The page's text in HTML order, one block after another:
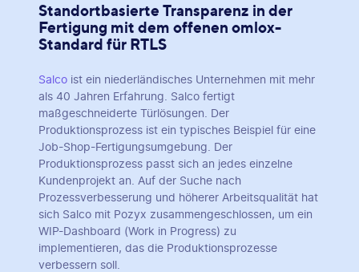
Standortbasierte Transparenz in der
Fertigung mit dem offenen omlox-
Standard für RTLS
Salco ist ein niederländisches Unternehmen mit mehr
als 40 Jahren Erfahrung. Salco fertigt
maßgeschneiderte Türlösungen. Der
Produktionsprozess ist ein typisches Beispiel für eine
Job-Shop-Fertigungsumgebung. Der
Produktionsprozess passt sich an jedes einzelne
Kundenprojekt an. Auf der Suche nach
Prozessverbesserung und höherer Arbeitsqualität hat
sich Salco mit Pozyx zusammengeschlossen, um ein
WIP-Dashboard (Work in Progress) zu
implementieren, das die Produktionsprozesse
verbessern soll.